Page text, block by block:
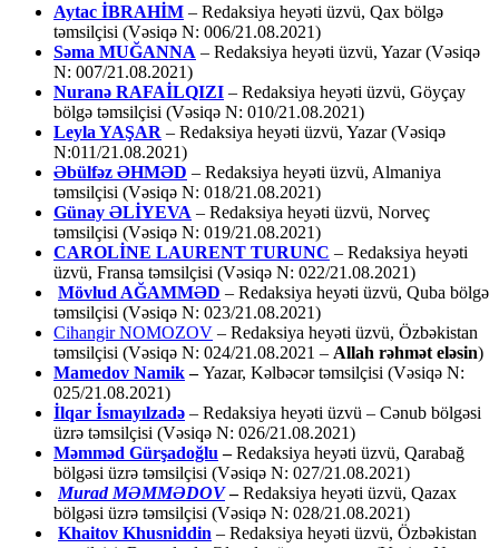
Aytac İBRAHİM – Redaksiya heyəti üzvü, Qax bölgə
təmsilçisi (Vəsiqə N: 006/21.08.2021)
Səma MUĞANNA – Redaksiya heyəti üzvü, Yazar (Vəsiqə
N: 007/21.08.2021)
Nuranə RAFAİLQIZI – Redaksiya heyəti üzvü, Göyçay
bölgə təmsilçisi (Vəsiqə N: 010/21.08.2021)
Leyla YAŞAR – Redaksiya heyəti üzvü, Yazar (Vəsiqə
N:011/21.08.2021)
Əbülfəz ƏHMƏD – Redaksiya heyəti üzvü, Almaniya
təmsilçisi (Vəsiqə N: 018/21.08.2021)
Günay ƏLİYEVA – Redaksiya heyəti üzvü, Norveç
təmsilçisi (Vəsiqə N: 019/21.08.2021)
CAROLİNE LAURENT TURUNC – Redaksiya heyəti
üzvü, Fransa təmsilçisi (Vəsiqə N: 022/21.08.2021)
Mövlud AĞAMMƏD – Redaksiya heyəti üzvü, Quba bölgə
təmsilçisi (Vəsiqə N: 023/21.08.2021)
Cihangir NOMOZOV – Redaksiya heyəti üzvü, Özbəkistan
təmsilçisi (Vəsiqə N: 024/21.08.2021 – Allah rəhmət eləsin)
Mamedov Namik–Yazar, Kəlbəcər təmsilçisi (Vəsiqə N:
025/21.08.2021)
İlqar İsmayılzadə – Redaksiya heyəti üzvü – Cənub bölgəsi
üzrə təmsilçisi (Vəsiqə N: 026/21.08.2021)
Məmməd Gürşadoğlu –Redaksiya heyəti üzvü, Qarabağ
bölgəsi üzrə təmsilçisi (Vəsiqə N: 027/21.08.2021)
Murad MƏMMƏDOV –Redaksiya heyəti üzvü, Qazax
bölgəsi üzrə təmsilçisi (Vəsiqə N: 028/21.08.2021)
Khaitov Khusniddin – Redaksiya heyəti üzvü, Özbəkistan